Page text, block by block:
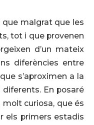
que malgrat que les
tot i que provenen
d’un mateix
diferències entre
s’aproximen a la
En posaré
molt curiosa, que és
els primers estadis